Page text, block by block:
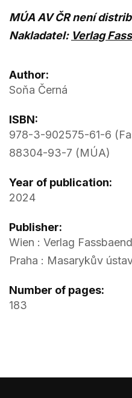
MÚA AV ČR není
Nakladatel: Verlag
Author:
Soňa Černá
ISBN:
978-3-902575-61-6
88304-93-7 (MÚA)
Year of publication:
2024
Publisher:
Wien : Verlag
Praha : Masarykův
Number of pages:
183